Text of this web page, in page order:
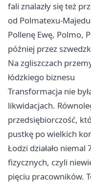
fali znalazły się też
od Polmatexu-
Pollenę Ewę, Polmo,
później przez
Na zgliszczach
łódzkiego biznesu
Transformacja nie
likwidacjach.
przedsiębiorczość,
pustkę po wielkich
Łodzi działało
fizycznych, czyli
pięciu pracowników.